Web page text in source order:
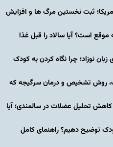
ثبت نخستین مرگ ها و افزایش
است؟ آیا سالاد را قبل غذا
نوزاد؛ چرا نگاه کردن به کودک
روش تشخیص و درمان سرگیجه که
تحلیل عضلات در سالمندی؛ آیا
توضیح دهیم؟ راهنمای کامل